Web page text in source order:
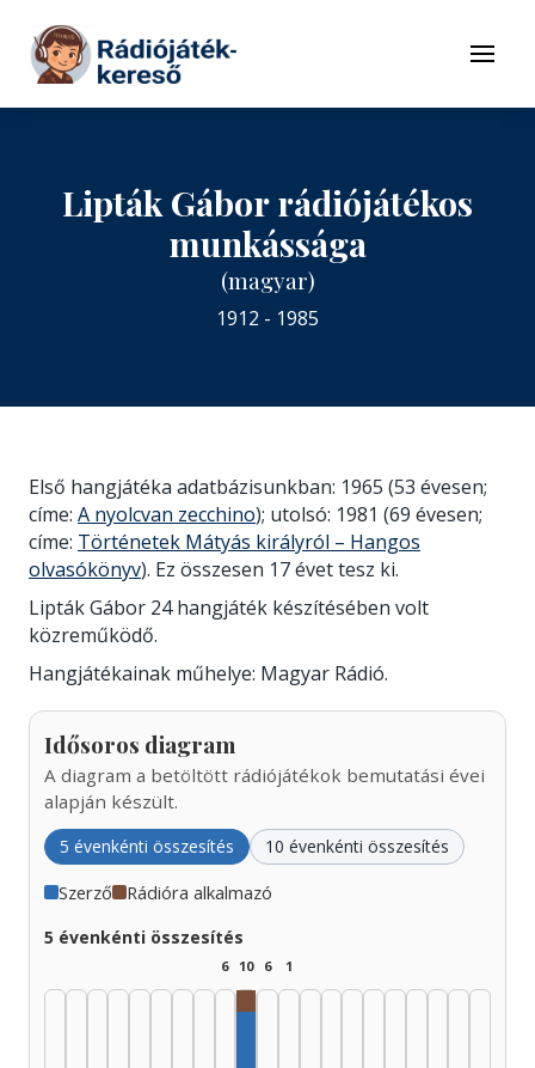
Tovább a tartalomhoz
Menü
Lipták Gábor rádiójátékos
munkássága
(magyar)
1912 - 1985
Első hangjátéka adatbázisunkban: 1965 (53 évesen;
címe: A nyolcvan zecchino); utolsó: 1981 (69 évesen;
címe: Történetek Mátyás királyról – Hangos
olvasókönyv). Ez összesen 17 évet tesz ki.
Lipták Gábor 24 hangjáték készítésében volt
közreműködő.
Hangjátékainak műhelye: Magyar Rádió.
Idősoros diagram
A diagram a betöltött rádiójátékok bemutatási évei
alapján készült.
5 évenkénti összesítés 10 évenkénti összesítés
Szerző Rádióra alkalmazó
5 évenkénti összesítés
6 10
Rádióra alkalmazó, 1970–1974: 1
6 1